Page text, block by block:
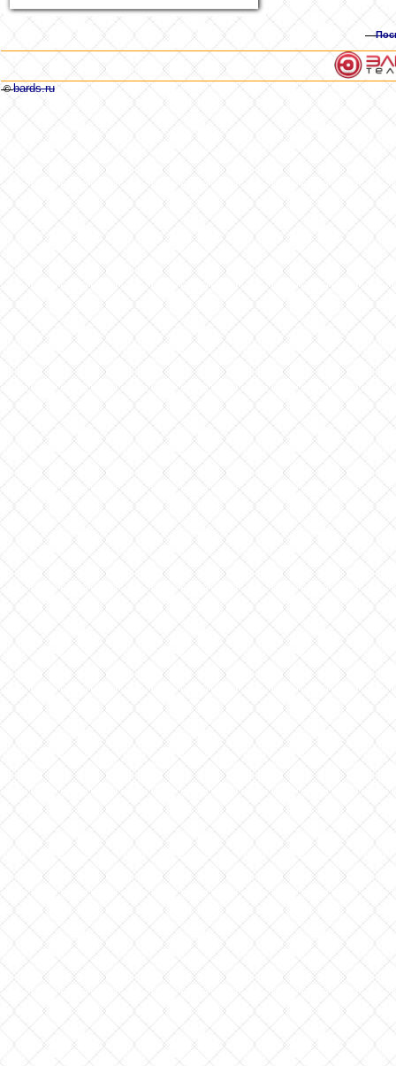
©bards.ru